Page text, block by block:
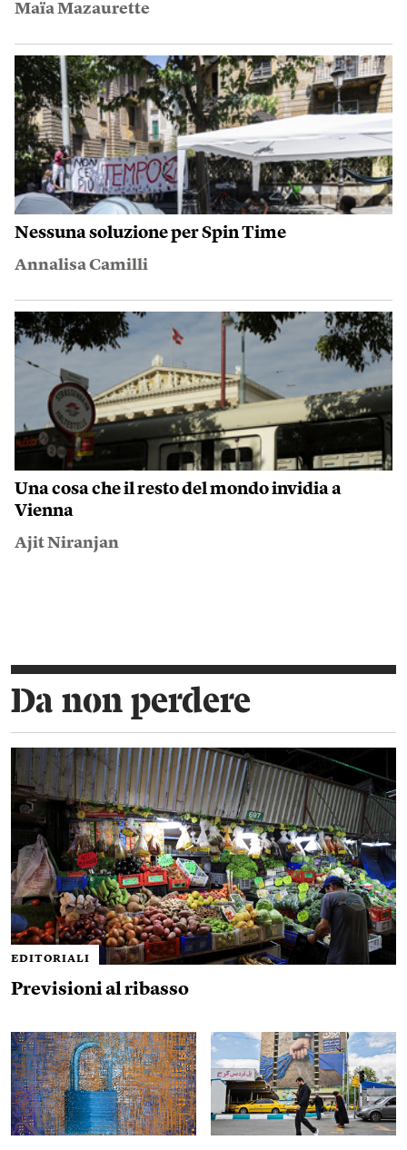
Maïa Mazaurette
Nessuna soluzione per Spin Time
Annalisa Camilli
Una cosa che il resto del mondo invidia a
Vienna
Ajit Niranjan
Da non perdere
EDITORIALI
Previsioni al ribasso